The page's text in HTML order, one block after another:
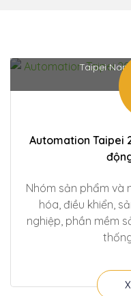
Taipei
Automation Taipei
Nhóm sản phẩm và
hóa, điều khiển,
nghiệp, phần mềm